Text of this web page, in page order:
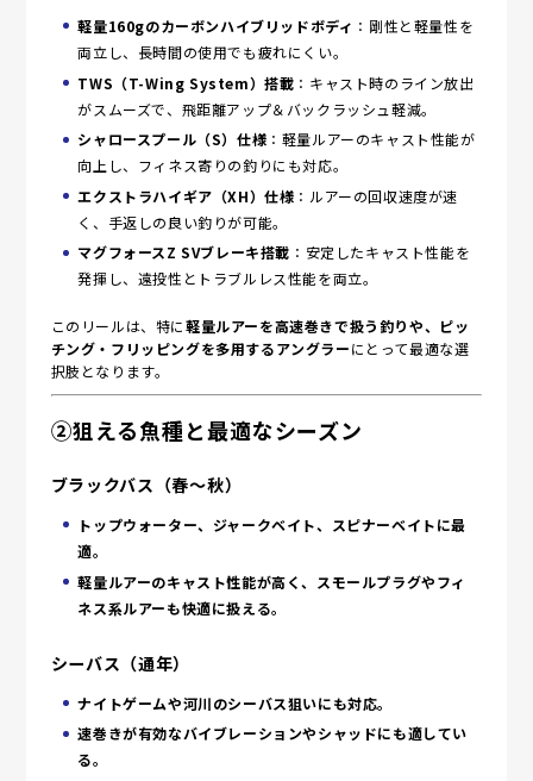
軽量160gのカーボンハイブリッドボディ
：剛性と軽量性を
両立し、長時間の使用でも疲れにくい。
TWS（T-Wing System）搭載 ：キャスト時のライン放出
がスムーズで、飛距離アップ＆バックラッシュ軽減。
シャロースプール（S）仕様 ：軽量ルアーのキャスト性能が
向上し、フィネス寄りの釣りにも対応。
エクストラハイギア（XH）仕様 ：ルアーの回収速度が速
く、手返しの良い釣りが可能。
マグフォースZ SVブレーキ搭載
：安定したキャスト性能を
発揮し、遠投性とトラブルレス性能を両立。
このリールは、特に 軽量ルアーを高速巻きで扱う釣りや、ピッ
チング・フリッピングを多用するアングラーにとって最適な選
択肢となります。
②狙える魚種と最適なシーズン
ブラックバス（春～秋）
トップウォーター、ジャークベイト、スピナーベイトに最
適。
軽量ルアーのキャスト性能が高く、スモールプラグやフィ
ネス系ルアーも快適に扱える。
シーバス（通年）
ナイトゲームや河川のシーバス狙いにも対応。
速巻きが有効なバイブレーションやシャッドにも適してい
る。